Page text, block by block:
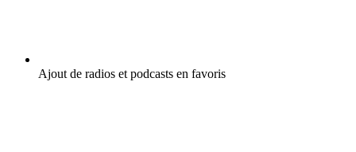
Ajout de radios et podcasts en favoris